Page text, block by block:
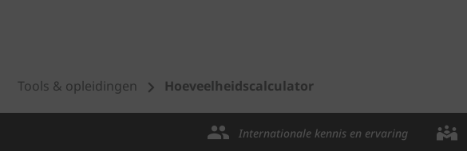
Tools & opleidingen Hoeveelheidscalculator
Internationale kennis en ervaring